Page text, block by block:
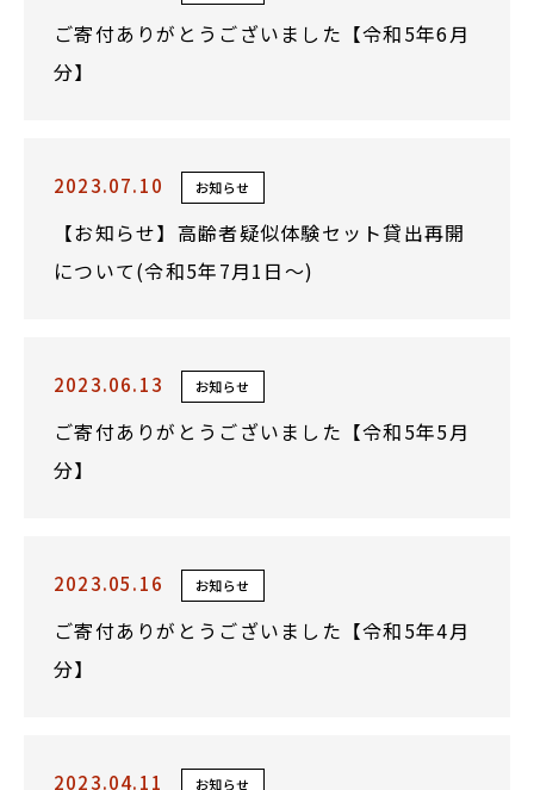
ご寄付ありがとうございました【令和5年6月
分】
2023.07.10 お知らせ
【お知らせ】高齢者疑似体験セット貸出再開
について(令和5年7月1日～)
2023.06.13 お知らせ
ご寄付ありがとうございました【令和5年5月
分】
2023.05.16 お知らせ
ご寄付ありがとうございました【令和5年4月
分】
2023.04.11 お知らせ